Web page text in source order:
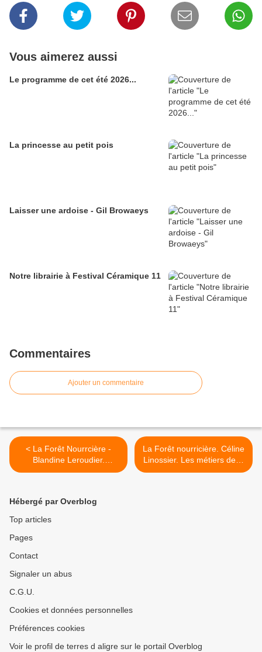
Vous aimerez aussi
Le programme de cet été 2026...
La princesse au petit pois
Laisser une ardoise - Gil Browaeys
Notre librairie à Festival Céramique 11
Commentaires
Ajouter un commentaire
< La Forêt Nourrcière -
Blandine Leroudier.
Céramiste.
La Forêt nourricière. Céline
Linossier. Les métiers de la
forêt. >
Hébergé par Overblog
Top articles
Pages
Contact
Signaler un abus
C.G.U.
Cookies et données personnelles
Préférences cookies
Voir le profil de terres d aligre sur le portail Overblog